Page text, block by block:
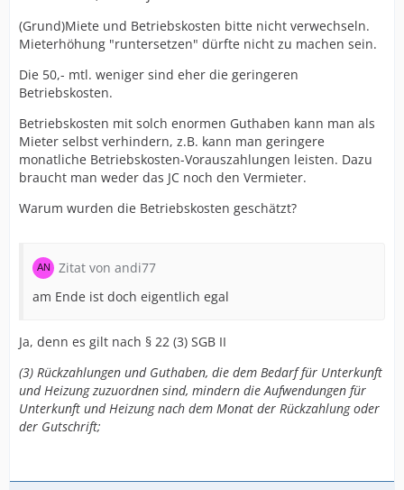
(Grund)Miete und Betriebskosten bitte nicht verwechseln.
Mieterhöhung "runtersetzen" dürfte nicht zu machen sein.
Die 50,- mtl. weniger sind eher die geringeren
Betriebskosten.
Betriebskosten mit solch enormen Guthaben kann man als
Mieter selbst verhindern, z.B. kann man geringere
monatliche Betriebskosten-Vorauszahlungen leisten. Dazu
braucht man weder das JC noch den Vermieter.
Warum wurden die Betriebskosten geschätzt?
Zitat von andi77
am Ende ist doch eigentlich egal
Ja, denn es gilt nach § 22 (3) SGB II
(3) Rückzahlungen und Guthaben, die dem Bedarf für Unterkunft
und Heizung zuzuordnen sind, mindern die Aufwendungen für
Unterkunft und Heizung nach dem Monat der Rückzahlung oder
der Gutschrift;